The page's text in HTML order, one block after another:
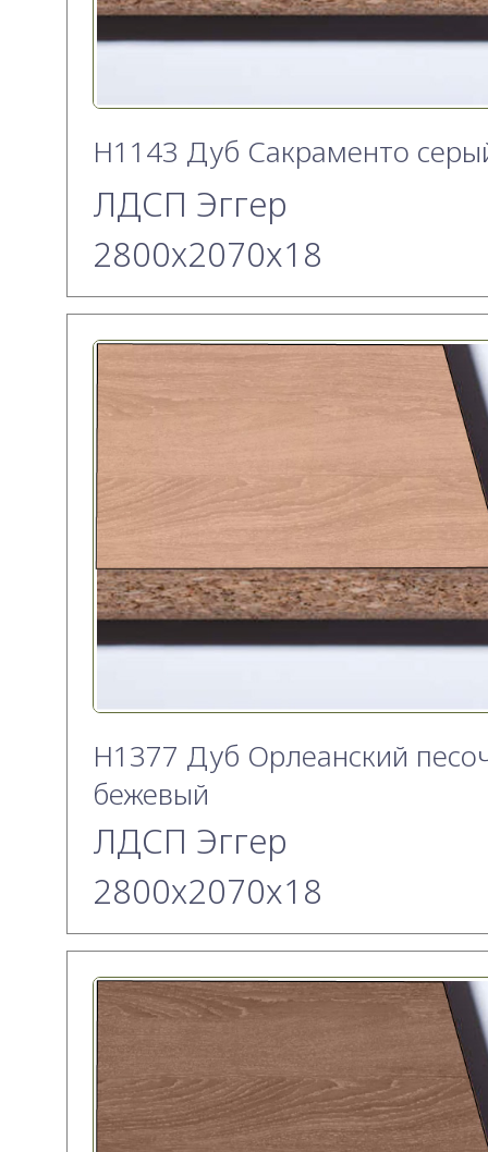
H1143 Дуб Сакраменто
ЛДСП Эггер
2800х2070x18
H1377 Дуб Орлеанский
бежевый
ЛДСП Эггер
2800х2070x18